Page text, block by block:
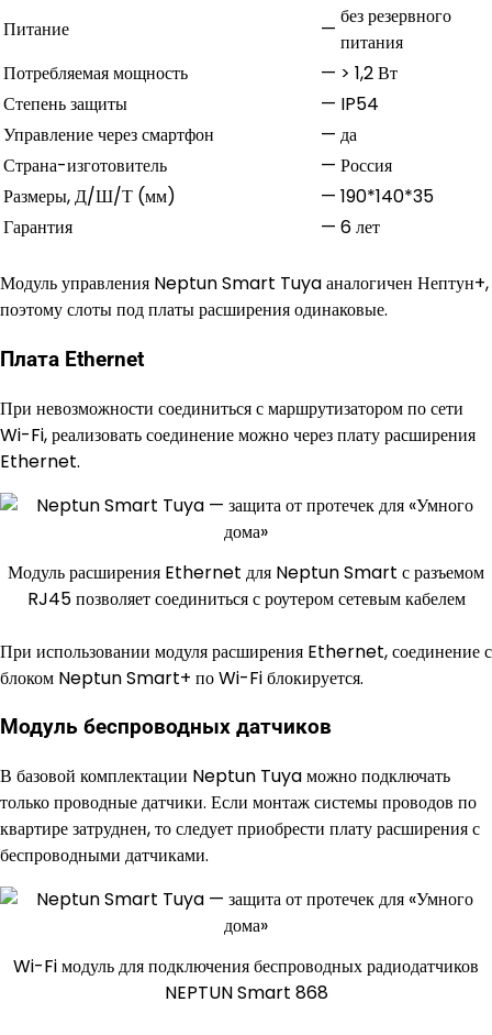
Питание —
без резервного
питания
Потребляемая мощность
— > 1,2 Вт
Степень защиты
— IP54
Управление через смартфон
— да
Страна-изготовитель
— Россия
Размеры, Д/Ш/Т (мм)
— 190*140*35
Гарантия
— 6 лет
Модуль управления Neptun Smart Tuya аналогичен Нептун+,
поэтому слоты под платы расширения одинаковые.
Плата Ethernet
При невозможности соединиться с маршрутизатором по сети
Wi-Fi, реализовать соединение можно через плату расширения
Ethernet.
Модуль расширения Ethernet для Neptun Smart с разъемом
RJ45 позволяет соединиться с роутером сетевым кабелем
При использовании модуля расширения Ethernet, соединение с
блоком Neptun Smart+ по Wi-Fi блокируется.
Модуль беспроводных датчиков
В базовой комплектации Neptun Tuya можно подключать
только проводные датчики. Если монтаж системы проводов по
квартире затруднен, то следует приобрести плату расширения с
беспроводными датчиками.
Wi-Fi модуль для подключения беспроводных радиодатчиков
NEPTUN Smart 868